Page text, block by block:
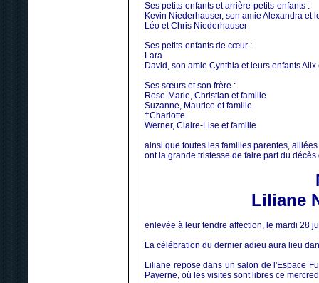
Ses petits-enfants et arrière-petits-enfants :
Kevin Niederhauser, son amie Alexandra et
Léo et Chris Niederhauser
Ses petits-enfants de cœur :
Lara
David, son amie Cynthia et leurs enfants Alix
Ses sœurs et son frère :
Rose-Marie, Christian et famille
Suzanne, Maurice et famille
†Charlotte
Werner, Claire-Lise et famille
ainsi que toutes les familles parentes,
ont la grande tristesse de faire part du décès
Liliane
enlevée à leur tendre affection, le mardi 28
La célébration du dernier adieu aura lieu
Liliane repose dans un salon de l'Espace
Payerne, où les visites sont libres ce